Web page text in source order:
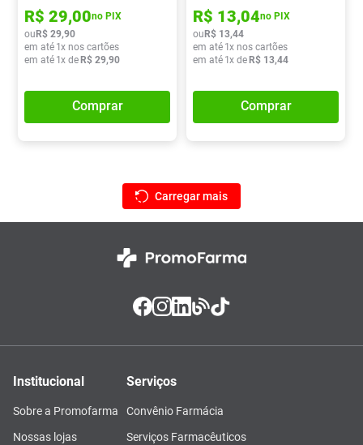
R$ 29,00no PIX
ouR$ 29,90
em até 1x nos cartões
em até 1x deR$ 29,90
Comprar
R$ 13,04no PIX
ouR$ 13,44
em até 1x nos cartões
em até 1x deR$ 13,44
Comprar
Institucional
Sobre a Promofarma
Nossas lojas
Serviços
Convênio Farmácia
Serviços Farmacêuticos